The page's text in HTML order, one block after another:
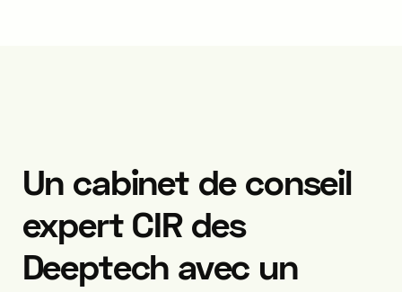
Un cabinet de conseil
expert CIR des
Deeptech avec un